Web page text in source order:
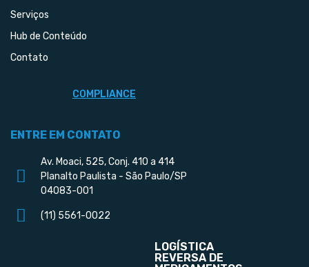
Serviços
Hub de Conteúdo
Contato
COMPLIANCE
ENTRE EM CONTATO
Av. Moaci, 525, Conj. 410 a 414
Planalto Paulista - São Paulo/SP
04083-001
(11) 5561-0022
LOGÍSTICA
REVERSA DE